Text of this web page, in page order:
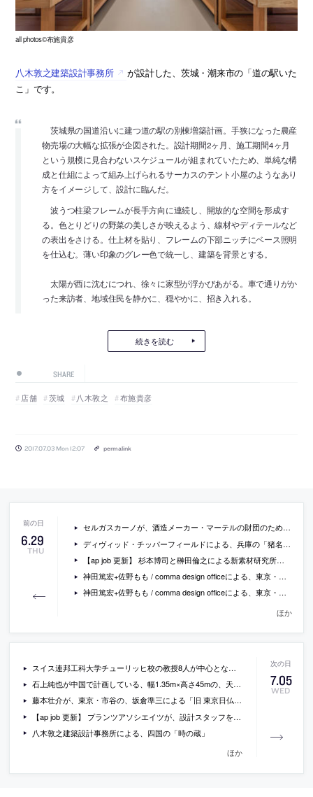
all photos©布施貴彦
八木敦之建築設計事務所
が設計した、茨城・潮来市の「道の駅いた
こ」です。
茨城県の国道沿いに建つ道の駅の別棟増築計画。手狭になった農産
物売場の大幅な拡張が企図された。設計期間2ヶ月、施工期間4ヶ月
という規模に見合わないスケジュールが組まれていたため、単純な構
成と仕組によって組み上げられるサーカスのテント小屋のようなあり
方をイメージして、設計に臨んだ。
波うつ柱梁フレームが長手方向に連続し、開放的な空間を形成す
る。色とりどりの野菜の美しさが映えるよう、線材やディテールなど
の表出をさける。仕上材を貼り、フレームの下部ニッチにベース照明
を仕込む。薄い印象のグレー色で統一し、建築を背景とする。
太陽が西に沈むにつれ、徐々に家型が浮かびあがる。車で通りがか
った来訪者、地域住民を静かに、穏やかに、招き入れる。
続きを読む
SHARE
店舗 茨城 八木敦之 布施貴彦
2017.07.03 Mon 12:07 permalink
6.29
THU
セルガスカーノが、酒造メーカー・マーテルの財団のために設計したパヴィリオン「Pavillon Martell」の写真
ディヴィッド・チッパーフィールドによる、兵庫の「猪名川霊園 礼拝堂・休憩棟」の写真など
【ap job 更新】 杉本博司と榊田倫之による新素材研究所が、設計スタッフ・アルバイトを募集中
神田篤宏+佐野もも / comma design officeによる、東京・調布の、持ち上げられた外部バルコニーが周辺の緑と豊かな関係を生み出している住宅「深大寺の２塔」の写真
神田篤宏+佐野もも / comma design officeによる、東京・世田谷の、都市と接続するように作られた小いさな住居付店舗「TENTOSHI」の写真
ほか
7.05
WED
スイス連邦工科大学チューリッヒ校の教授8人が中心となり、スイス・デューベンドルフに、ロボットが中心となって施工する住宅の建設プロジェクトが進行中
石上純也が中国で計画している、幅1.35m×高さ45mの、天井が無い教会の1/10模型
藤本壮介が、東京・市谷の、坂倉準三による「旧 東京日仏学院」の改修と増築を手掛けることに
【ap job 更新】 プランツアソシエイツが、設計スタッフを募集中
八木敦之建築設計事務所による、四国の「時の蔵」
ほか